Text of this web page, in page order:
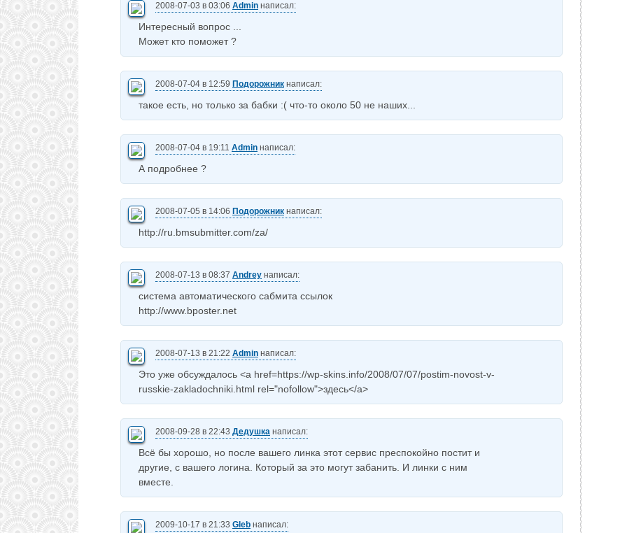
2008-07-03 в 03:06 Admin написал:
Интересный вопрос ...
Может кто поможет ?
2008-07-04 в 12:59 Подорожник написал:
такое есть, но только за бабки :( что-то около 50 не наших...
2008-07-04 в 19:11 Admin написал:
А подробнее ?
2008-07-05 в 14:06 Подорожник написал:
http://ru.bmsubmitter.com/za/
2008-07-13 в 08:37 Andrey написал:
система автоматического сабмита ссылок
http://www.bposter.net
2008-07-13 в 21:22 Admin написал:
Это уже обсуждалось <a href=https://wp-skins.info/2008/07/07/postim-novost-v-
russkie-zakladochniki.html rel="nofollow">здесь</a>
2008-09-28 в 22:43 Дедушка написал:
Всё бы хорошо, но после вашего линка этот сервис преспокойно постит и
другие, с вашего логина. Который за это могут забанить. И линки с ним
вместе.
2009-10-17 в 21:33 Gleb написал: